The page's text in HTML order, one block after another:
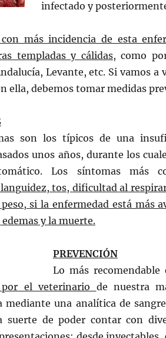
infectado y
más incidencia de esta
templadas y cálidas, como
Levante, etc. Si vamos a
ella, debemos tomar medidas
son los típicos de una
unos años, durante los
Los síntomas más
tos, dificultad al
si la enfermedad está más
y la muerte.
PREVENCIÓN
Lo más recomendable
por el veterinario de nuestra
mediante una analítica de
suerte de poder contar con